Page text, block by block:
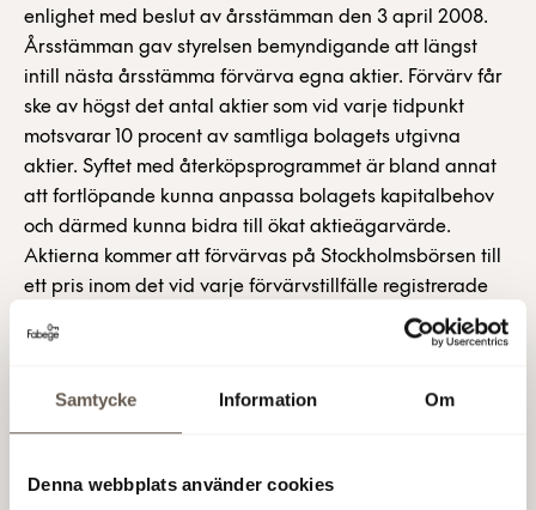
Samtycke Information Om
Denna webbplats använder cookies
enlighet med beslut av årsstämman den 3 april 2008.
Årsstämman gav styrelsen bemyndigande att längst
intill nästa årsstämma förvärva egna aktier. Förvärv får
ske av högst det antal aktier som vid varje tidpunkt
motsvarar 10 procent av samtliga bolagets utgivna
aktier. Syftet med återköpsprogrammet är bland annat
att fortlöpande kunna anpassa bolagets kapitalbehov
och därmed kunna bidra till ökat aktieägarvärde.
Aktierna kommer att förvärvas på Stockholmsbörsen till
ett pris inom det vid varje förvärvstillfälle registrerade
kursintervallet. Fabege äger 1 701 900 egna aktier före
återköpsprogrammets start.
Fabege AB (publ)
För ytterligare information, vänligen kontakta: